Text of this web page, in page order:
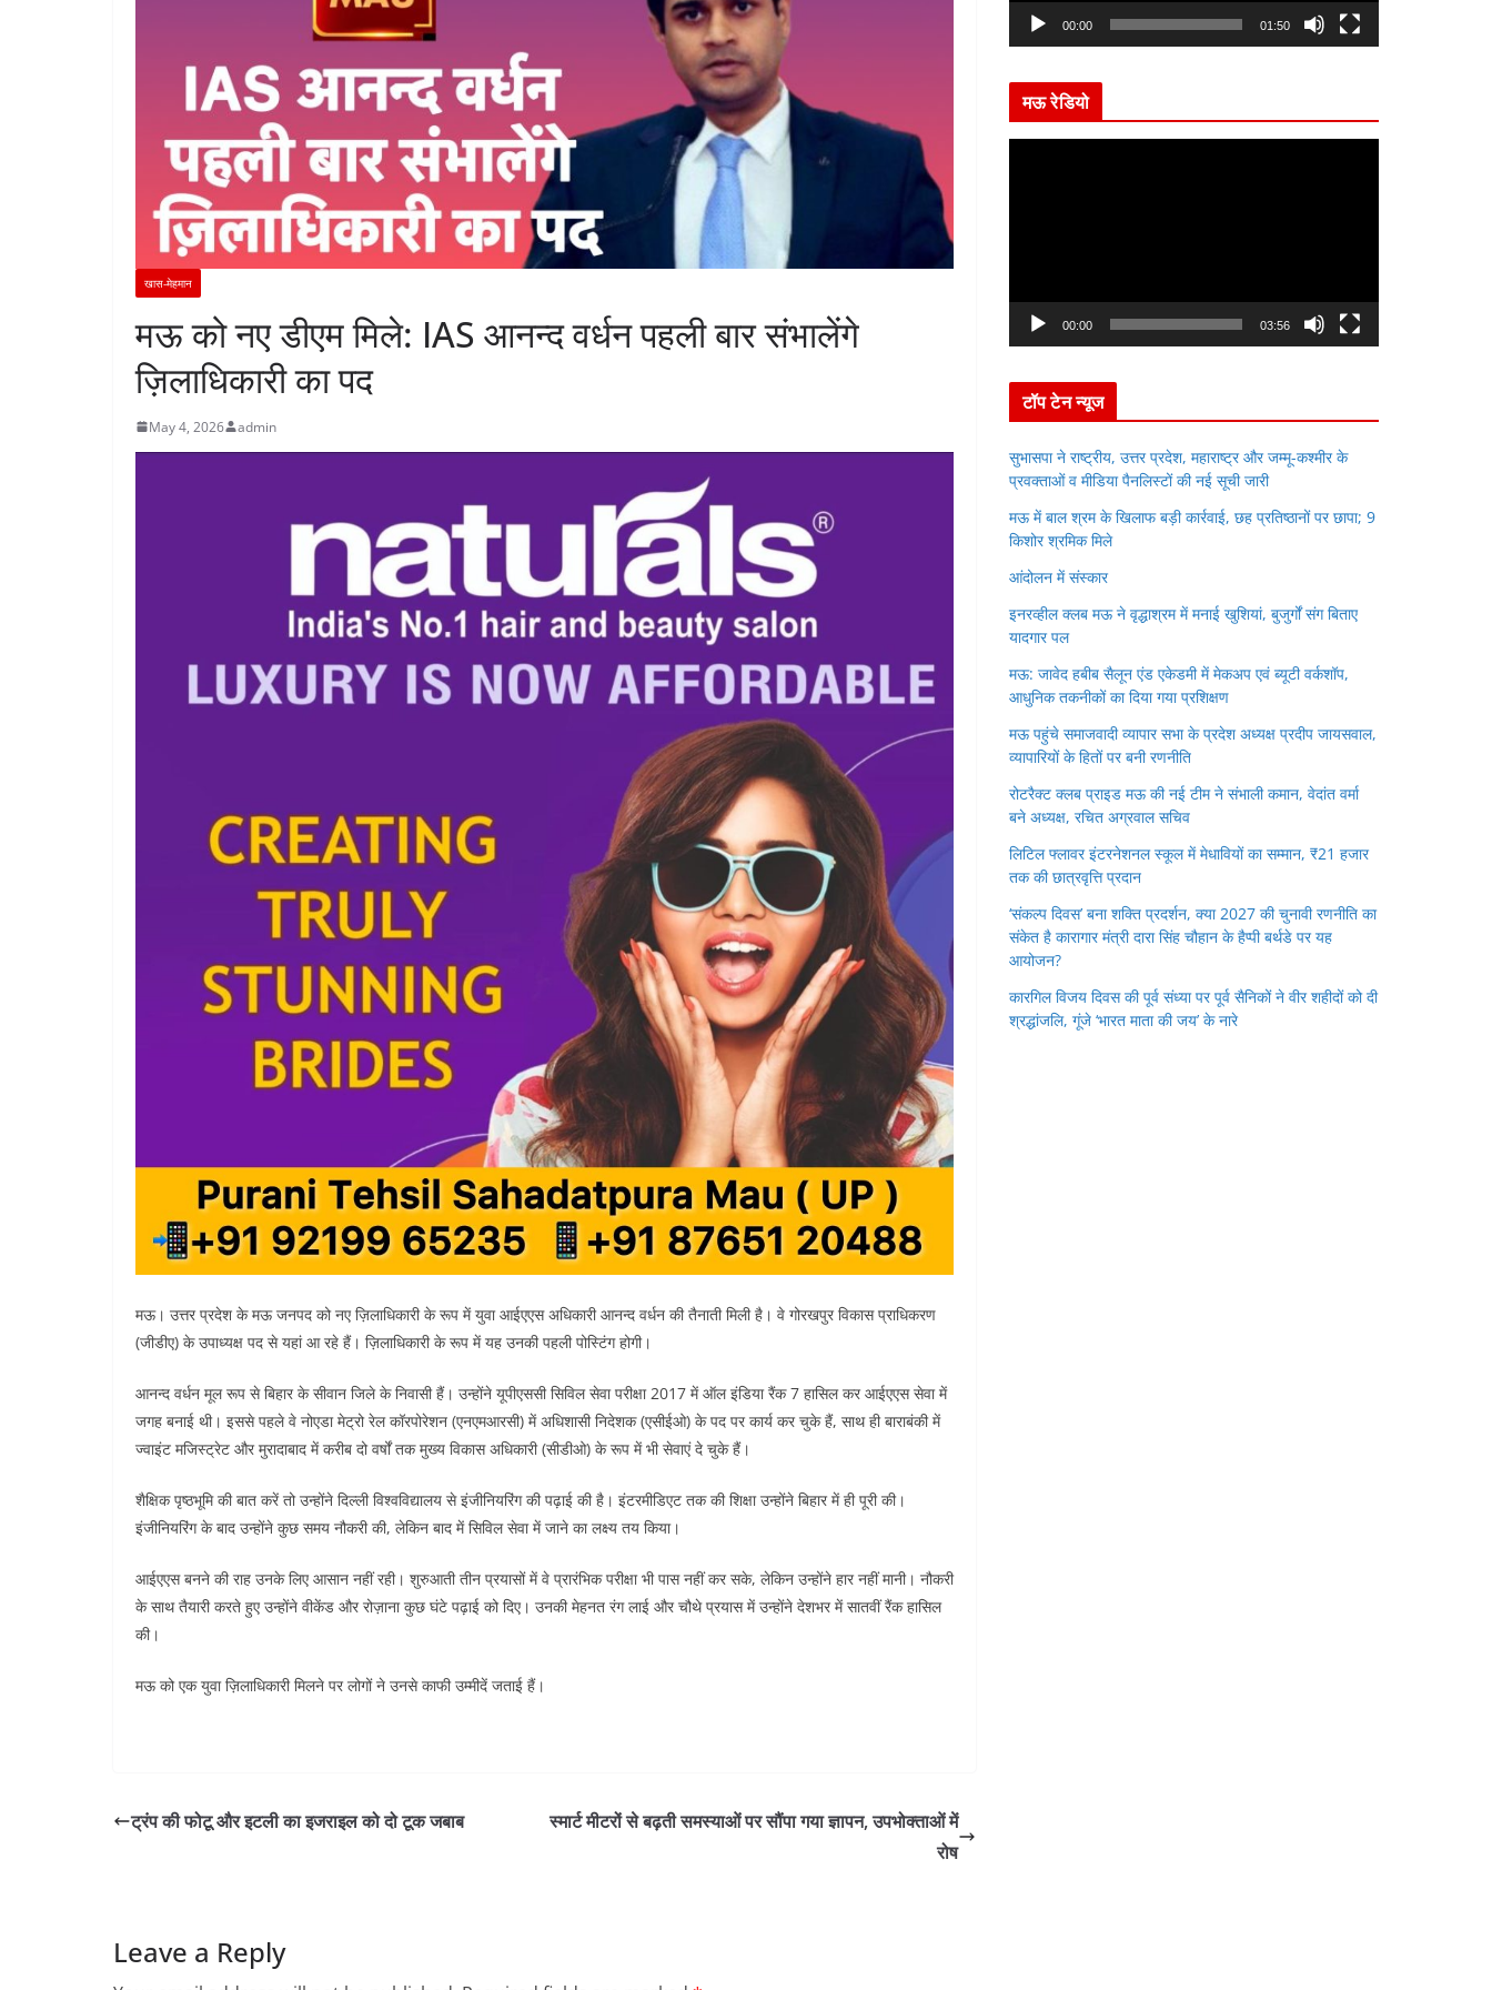
खास-मेहमान
मऊ को नए डीएम मिले: IAS आनन्द वर्धन पहली बार संभालेंगे
ज़िलाधिकारी का पद
May 4, 2026 admin
मऊ। उत्तर प्रदेश के मऊ जनपद को नए ज़िलाधिकारी के रूप में युवा आईएएस अधिकारी आनन्द वर्धन की तैनाती मिली है। वे गोरखपुर विकास प्राधिकरण
(जीडीए) के उपाध्यक्ष पद से यहां आ रहे हैं। ज़िलाधिकारी के रूप में यह उनकी पहली पोस्टिंग होगी।
आनन्द वर्धन मूल रूप से बिहार के सीवान जिले के निवासी हैं। उन्होंने यूपीएससी सिविल सेवा परीक्षा 2017 में ऑल इंडिया रैंक 7 हासिल कर आईएएस सेवा में
जगह बनाई थी। इससे पहले वे नोएडा मेट्रो रेल कॉरपोरेशन (एनएमआरसी) में अधिशासी निदेशक (एसीईओ) के पद पर कार्य कर चुके हैं, साथ ही बाराबंकी में
ज्वाइंट मजिस्ट्रेट और मुरादाबाद में करीब दो वर्षों तक मुख्य विकास अधिकारी (सीडीओ) के रूप में भी सेवाएं दे चुके हैं।
शैक्षिक पृष्ठभूमि की बात करें तो उन्होंने दिल्ली विश्वविद्यालय से इंजीनियरिंग की पढ़ाई की है। इंटरमीडिएट तक की शिक्षा उन्होंने बिहार में ही पूरी की।
इंजीनियरिंग के बाद उन्होंने कुछ समय नौकरी की, लेकिन बाद में सिविल सेवा में जाने का लक्ष्य तय किया।
आईएएस बनने की राह उनके लिए आसान नहीं रही। शुरुआती तीन प्रयासों में वे प्रारंभिक परीक्षा भी पास नहीं कर सके, लेकिन उन्होंने हार नहीं मानी। नौकरी
के साथ तैयारी करते हुए उन्होंने वीकेंड और रोज़ाना कुछ घंटे पढ़ाई को दिए। उनकी मेहनत रंग लाई और चौथे प्रयास में उन्होंने देशभर में सातवीं रैंक हासिल
की।
मऊ को एक युवा ज़िलाधिकारी मिलने पर लोगों ने उनसे काफी उम्मीदें जताई हैं।
ट्रंप की फोटू और इटली का इजराइल को दो टूक जबाब
स्मार्ट मीटरों से बढ़ती समस्याओं पर सौंपा गया ज्ञापन, उपभोक्ताओं में
रोष
Leave a Reply
a
r
00:00 01:50
मऊ रेडियो
a
r
00:00 03:56
टॉप टेन न्यूज
सुभासपा ने राष्ट्रीय, उत्तर प्रदेश, महाराष्ट्र और जम्मू-कश्मीर के
प्रवक्ताओं व मीडिया पैनलिस्टों की नई सूची जारी
मऊ में बाल श्रम के खिलाफ बड़ी कार्रवाई, छह प्रतिष्ठानों पर छापा; 9
किशोर श्रमिक मिले
आंदोलन में संस्कार
इनरव्हील क्लब मऊ ने वृद्धाश्रम में मनाई खुशियां, बुजुर्गों संग बिताए
यादगार पल
मऊ: जावेद हबीब सैलून एंड एकेडमी में मेकअप एवं ब्यूटी वर्कशॉप,
आधुनिक तकनीकों का दिया गया प्रशिक्षण
मऊ पहुंचे समाजवादी व्यापार सभा के प्रदेश अध्यक्ष प्रदीप जायसवाल,
व्यापारियों के हितों पर बनी रणनीति
रोटरैक्ट क्लब प्राइड मऊ की नई टीम ने संभाली कमान, वेदांत वर्मा
बने अध्यक्ष, रचित अग्रवाल सचिव
लिटिल फ्लावर इंटरनेशनल स्कूल में मेधावियों का सम्मान, ₹21 हजार
तक की छात्रवृत्ति प्रदान
‘संकल्प दिवस’ बना शक्ति प्रदर्शन, क्या 2027 की चुनावी रणनीति का
संकेत है कारागार मंत्री दारा सिंह चौहान के हैप्पी बर्थडे पर यह
आयोजन?
कारगिल विजय दिवस की पूर्व संध्या पर पूर्व सैनिकों ने वीर शहीदों को दी
श्रद्धांजलि, गूंजे ‘भारत माता की जय’ के नारे